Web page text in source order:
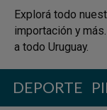
Explorá todo
importación y
a todo Uruguay.
DEPORTE